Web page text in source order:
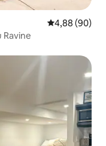
Priemerné
4,88 (90)
Ravine